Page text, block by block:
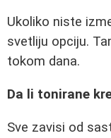
Ukoliko niste
svetliju opciju.
tokom dana.
Da li tonirane
Sve zavisi od